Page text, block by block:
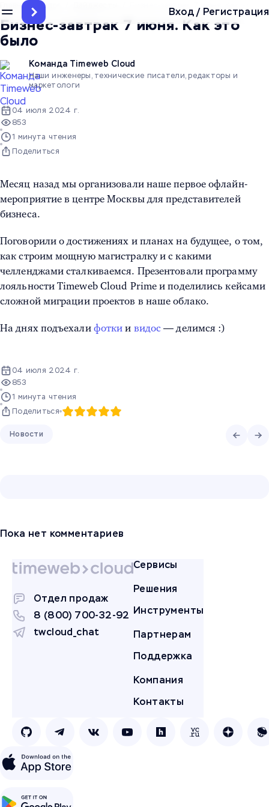
Вход/ Регистрация
Главная Блог
Бизнес-завтрак 7 июня. Как это
было
Команда Timeweb Cloud
Наши инженеры, технические писатели, редакторы и
маркетологи
04 июля 2024 г.
853
1 минута чтения
Поделиться
1 из 5
Месяц назад мы организовали наше первое офлайн-
мероприятие в центре Москвы для представителей
бизнеса.
Поговорили о достижениях и планах на будущее, о том,
как строим мощную магистралку и с какими
челленджами сталкиваемся. Презентовали программу
лояльности Timeweb Cloud Prime и поделились кейсами
сложной миграции проектов в наше облако.
На днях подъехали фотки и видос — делимся :)
04 июля 2024 г.
853
1 минута чтения
Поделиться
Новости
Пока нет комментариев
Отдел продаж
8 (800) 700-32-92
twcloud_chat
Сервисы
Решения
Инструменты
Партнерам
Поддержка
Компания
Контакты